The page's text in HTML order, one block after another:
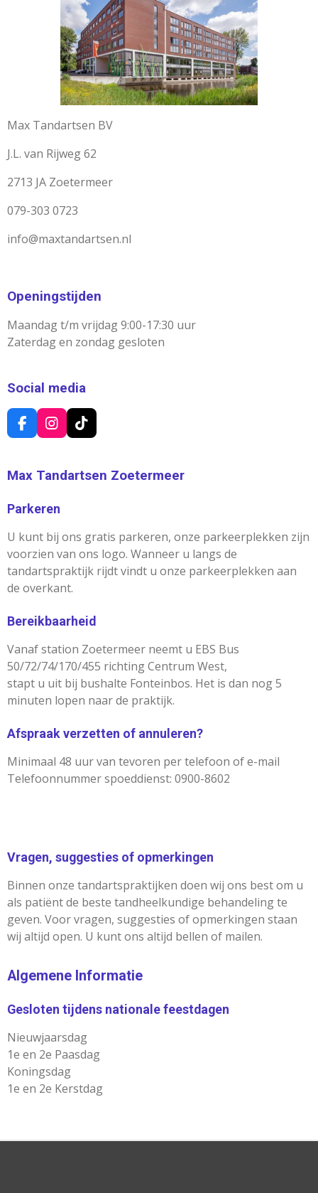
Max Tandartsen BV
J.L. van Rijweg 62
2713 JA Zoetermeer
079-303 0723
info@maxtandartsen.nl
Openingstijden
Maandag t/m vrijdag 9:00-17:30 uur
Zaterdag en zondag gesloten
Social media
F
A
E
B
O
I
N
T
A
R
M
T
I
T
O
Max Tandartsen Zoetermeer
Parkeren
U kunt bij ons gratis parkeren, onze parkeerplekken zijn
voorzien van ons logo. Wanneer u langs de
tandartspraktijk rijdt vindt u onze parkeerplekken aan
de overkant.
Bereikbaarheid
Vanaf station Zoetermeer neemt u EBS Bus
50/72/74/170/455 richting Centrum West,
stapt u uit bij bushalte Fonteinbos. Het is dan nog 5
minuten lopen naar de praktijk.
Afspraak verzetten of annuleren?
Minimaal 48 uur van tevoren per telefoon of e-mail
Telefoonnummer spoeddienst: 0900-8602
Vragen, suggesties of opmerkingen
Binnen onze tandartspraktijken doen wij ons best om u
als patiënt de beste tandheelkundige behandeling te
geven. Voor vragen, suggesties of opmerkingen staan
wij altijd open. U kunt ons altijd bellen of mailen.
Algemene Informatie
Gesloten tijdens nationale feestdagen
Nieuwjaarsdag
1e en 2e Paasdag
Koningsdag
1e en 2e Kerstdag